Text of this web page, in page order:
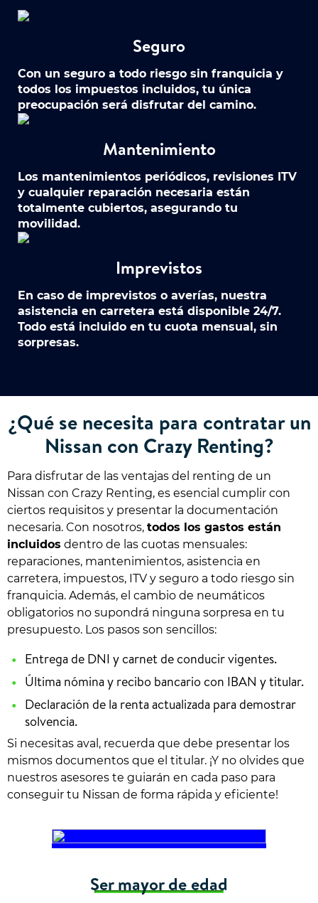
Seguro
Con un seguro a todo riesgo sin franquicia y
todos los impuestos incluidos, tu única
preocupación será disfrutar del camino.
Mantenimiento
Los mantenimientos periódicos, revisiones ITV
y cualquier reparación necesaria están
totalmente cubiertos, asegurando tu
movilidad.
Imprevistos
En caso de imprevistos o averías, nuestra
asistencia en carretera está disponible 24/7.
Todo está incluido en tu cuota mensual, sin
sorpresas.
¿Qué se necesita para contratar un
Nissan con Crazy Renting?
Para disfrutar de las ventajas del renting de un
Nissan con Crazy Renting, es esencial cumplir con
ciertos requisitos y presentar la documentación
necesaria. Con nosotros, todos los gastos están
incluidos dentro de las cuotas mensuales:
reparaciones, mantenimientos, asistencia en
carretera, impuestos, ITV y seguro a todo riesgo sin
franquicia. Además, el cambio de neumáticos
obligatorios no supondrá ninguna sorpresa en tu
presupuesto. Los pasos son sencillos:
Entrega de DNI y carnet de conducir vigentes.
Última nómina y recibo bancario con IBAN y titular.
Declaración de la renta actualizada para demostrar
solvencia.
Si necesitas aval, recuerda que debe presentar los
mismos documentos que el titular. ¡Y no olvides que
nuestros asesores te guiarán en cada paso para
conseguir tu Nissan de forma rápida y eficiente!
Ser mayor de edad